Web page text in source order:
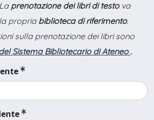
prenotazione dei libri di testova
propriabiblioteca di riferimento.
sulla prenotazione dei libri sono
Sistema Bibliotecario di Ateneo .